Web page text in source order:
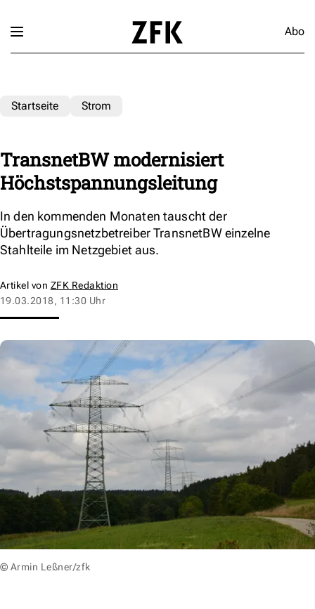
Abo
Startseite Strom
TransnetBW modernisiert
Höchstspannungsleitung
In den kommenden Monaten tauscht der
Übertragungsnetzbetreiber TransnetBW einzelne
Stahlteile im Netzgebiet aus.
Artikel von ZFK Redaktion
19.03.2018, 11:30 Uhr
© Armin Leßner/zfk